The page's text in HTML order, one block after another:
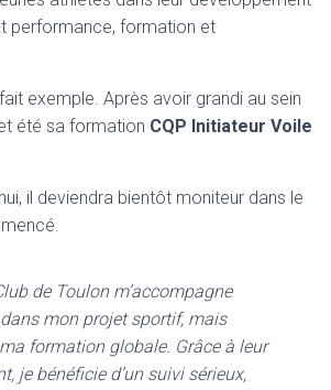
performance, formation et
exemple. Après avoir grandi au sein
été sa formation CQP Initiateur Voile
il deviendra bientôt moniteur dans le
de Toulon m’accompagne
mon projet sportif, mais
formation globale. Grâce à leur
je bénéficie d’un suivi sérieux,